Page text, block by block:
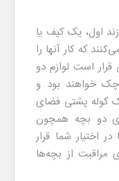
اول، یک کیف یا
که کار آنها را
است لوازم دو
خواهند بود و
کوله پشتی فضای
دو بچه همچون
اختیار شما قرار
از بچه‌ها